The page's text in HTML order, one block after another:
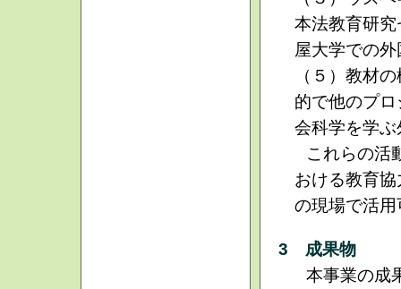
本法教育研
屋大学での
（５）教材
的で他のプ
会科学を学
これらの活
おける教育
の現場で活
3 成果物
本事業の成